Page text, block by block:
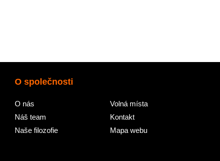
O společnosti
O nás
Náš team
Naše filozofie
Volná místa
Kontakt
Mapa webu